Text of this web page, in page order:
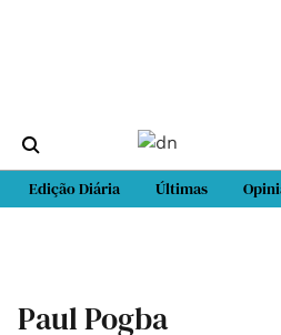
Edição Diária Últimas
Paul Pogba